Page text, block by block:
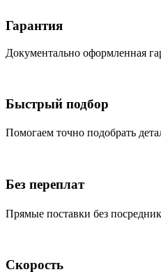
Гарантия
Документально оформленная
Быстрый подбор
Помогаем точно подобрать
Без переплат
Прямые поставки без
Скорость